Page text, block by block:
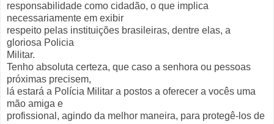
responsabilidade como cidadão, o que implica
necessariamente em exibir
respeito pelas instituições brasileiras, dentre elas, a
gloriosa Policia
Militar.
Tenho absoluta certeza, que caso a senhora ou pessoas
próximas precisem,
lá estará a Polícia Militar a postos a oferecer a vocês uma
mão amiga e
profissional, agindo da melhor maneira, para protegê-los de